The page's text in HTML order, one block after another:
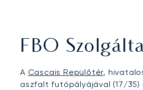
FBO
A Cascais Repülőtér,
aszfalt futópályájával (17/